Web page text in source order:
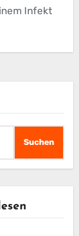
Infekt